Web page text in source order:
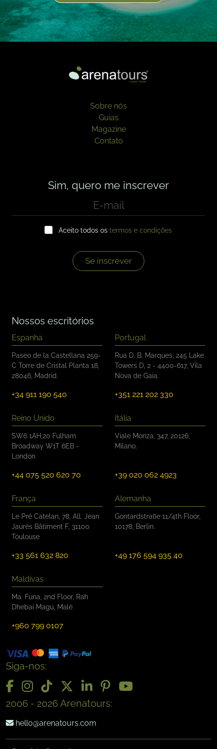
Sobre nós
Guias
Magazine
Contato
Sim, quero me inscrever
m
e
ç
ã
o
*
Aceito todos os termos e condições
Se inscrever
Nossos escritórios
Espanha
Paseo de la Castellana 259-
C Torre de Cristal Planta 18,
28046, Madrid.
+34 911 190 540
Portugal
Rua D. B. Marques, 245 Lake
Towers D, 2 - 4400-617, Vila
Nova de Gaia.
+351 221 202 330
Reino Unido
SW6 1AH,20 Fulham
Broadway W1T 6EB -
London
+44 075 520 620 70
Itália
Viale Monza, 347, 20126,
Milano.
+39 020 062 4923
França
Le Pré Catelan, 78, All. Jean
Jaurès Bâtiment F, 31100
Toulouse
+33 561 632 820
Alemanha
Gontardstraße 11/4th Floor,
10178, Berlin.
+49 176 594 935 40
Maldivas
Ma. Funa, 2nd Floor, Rah
Dhebai Magu, Malé
+960 799 0107
Siga-nos:
2006 - 2026 Arenatours:
hello@arenatours.com